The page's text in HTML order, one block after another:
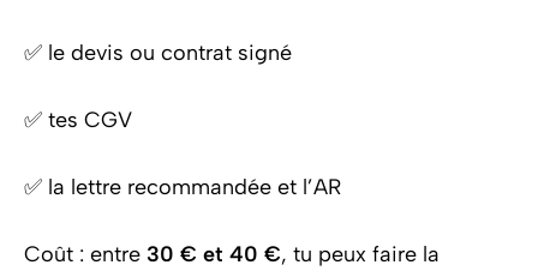
✅ le devis ou contrat signé
✅ tes CGV
✅ la lettre recommandée et l’AR
Coût : entre 30 € et 40 €, tu peux faire la